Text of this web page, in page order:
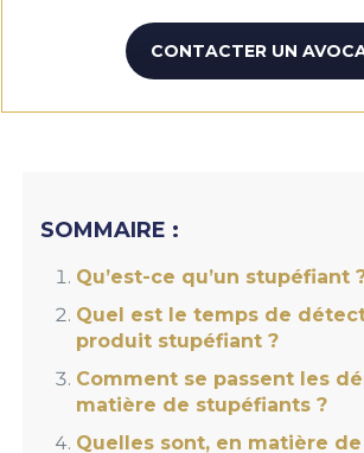
CONTACTER UN
SOMMAIRE :
Qu’est-ce qu’un stupéfiant
Quel est le temps de
produit stupéfiant ?
Comment se passent les
matière de stupéfiants ?
Quelles sont, en matière